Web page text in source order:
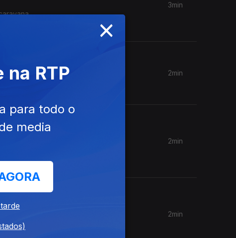
3min
2min
deu uvas.
2min
ser
2min
×
na RTP
para todo o
media